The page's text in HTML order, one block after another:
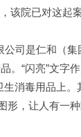
该院已对这起
司是仁和（集
。“闪亮”文字
消毒用品上。
形，让人有一